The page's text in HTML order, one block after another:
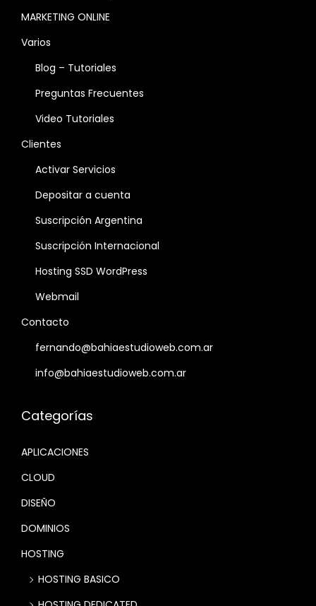
MARKETING ONLINE
Varios
Blog – Tutoriales
Preguntas Frecuentes
Video Tutoriales
Clientes
Activar Servicios
Depositar a cuenta
Suscripción Argentina
Suscripción Internacional
Hosting SSD WordPress
Webmail
Contacto
fernando@bahiaestudioweb.com.ar
info@bahiaestudioweb.com.ar
Categorías
APLICACIONES
CLOUD
DISEÑO
DOMINIOS
HOSTING
HOSTING BASICO